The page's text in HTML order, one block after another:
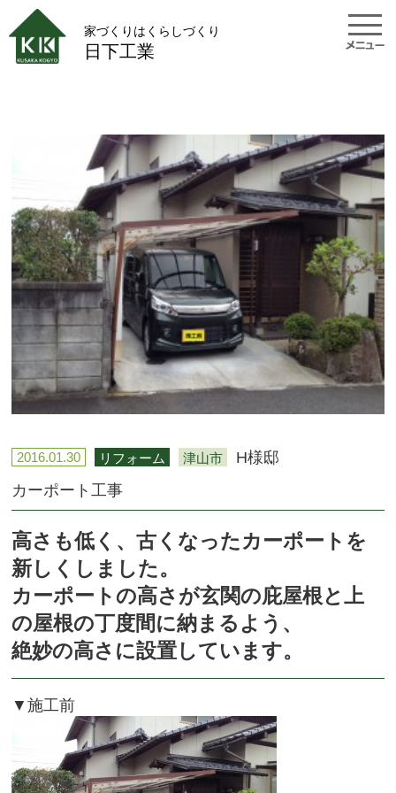
家づくりはくらしづくり
日下工業
2016.01.30 リフォーム 津山市
H様邸
カーポート工事
高さも低く、古くなったカーポートを
新しくしました。
カーポートの高さが玄関の庇屋根と上
の屋根の丁度間に納まるよう、
絶妙の高さに設置しています。
▼施工前